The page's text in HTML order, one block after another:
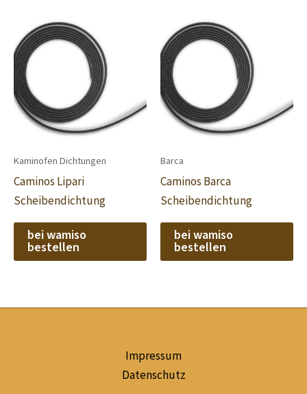
Kaminofen Dichtungen
Caminos Lipari
Scheibendichtung
bei wamiso
bestellen
Barca
Caminos Barca
Scheibendichtung
bei wamiso
bestellen
Impressum
Datenschutz